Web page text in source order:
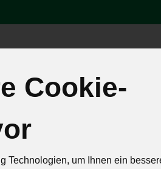
Cookie-
Technologien, um Ihnen ein
Rezepte